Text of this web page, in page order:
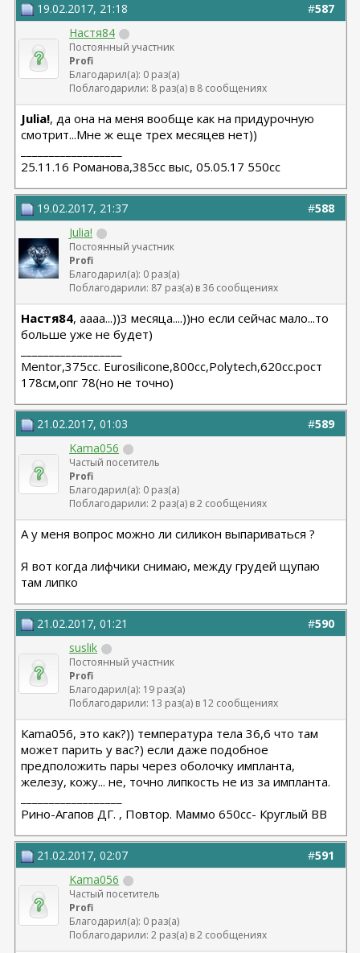
#587
19.02.2017, 21:18
Настя84
Постоянный участник
Profi
Благодарил(а): 0 раз(а)
Поблагодарили: 8 раз(а) в 8 сообщениях
Julia!, да она на меня вообще как на придурочную
смотрит...Мне ж еще трех месяцев нет))
25.11.16 Романова,385сс выс, 05.05.17 550сс
#588
19.02.2017, 21:37
Julia!
Постоянный участник
Profi
Благодарил(а): 0 раз(а)
Поблагодарили: 87 раз(а) в 36 сообщениях
Настя84, аааа...))3 месяца....))но если сейчас мало...то
больше уже не будет)
Мentor,375cc. Eurosilicone,800cc,Polytech,620cc.рост
178см,опг 78(но не точно)
#589
21.02.2017, 01:03
Kama056
Частый посетитель
Profi
Благодарил(а): 0 раз(а)
Поблагодарили: 2 раз(а) в 2 сообщениях
А у меня вопрос можно ли силикон выпариваться ?
Я вот когда лифчики снимаю, между грудей щупаю
там липко
#590
21.02.2017, 01:21
suslik
Постоянный участник
Profi
Благодарил(а): 19 раз(а)
Поблагодарили: 13 раз(а) в 12 сообщениях
Каma056, это как?)) температура тела 36,6 что там
может парить у вас?) если даже подобное
предположить пары через оболочку импланта,
железу, кожу... не, точно липкость не из за импланта.
Рино-Агапов ДГ. , Повтор. Маммо 650сс- Круглый ВВ
#591
21.02.2017, 02:07
Kama056
Частый посетитель
Profi
Благодарил(а): 0 раз(а)
Поблагодарили: 2 раз(а) в 2 сообщениях